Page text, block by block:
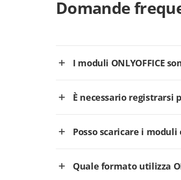
Domande
I moduli ONLYOFFICE
È necessario registrarsi
Posso scaricare i
Quale formato utilizza